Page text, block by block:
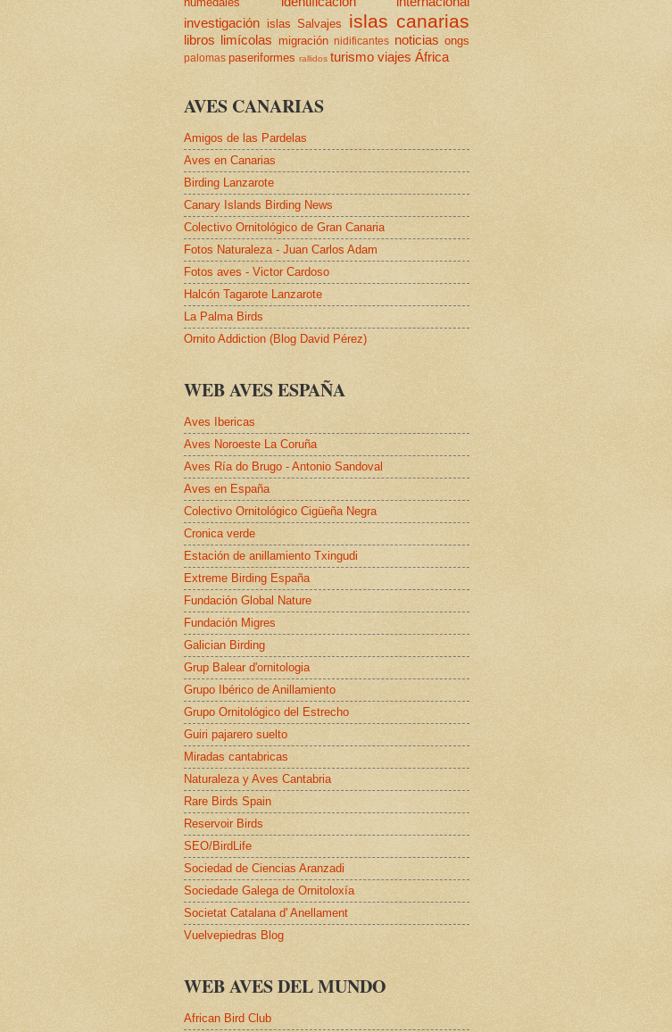
investigación islas Salvajes islas canarias
libros limícolas migración nidificantes noticias ongs
palomas paseriformes rallidos turismo viajes África
AVES CANARIAS
Amigos de las Pardelas
Aves en Canarias
Birding Lanzarote
Canary Islands Birding News
Colectivo Ornitológico de Gran Canaria
Fotos Naturaleza - Juan Carlos Adam
Fotos aves - Victor Cardoso
Halcón Tagarote Lanzarote
La Palma Birds
Ornito Addiction (Blog David Pérez)
WEB AVES ESPAÑA
Aves Ibericas
Aves Noroeste La Coruña
Aves Ría do Brugo - Antonio Sandoval
Aves en España
Colectivo Ornitológico Cigüeña Negra
Cronica verde
Estación de anillamiento Txingudi
Extreme Birding España
Fundación Global Nature
Fundación Migres
Galician Birding
Grup Balear d'ornitologia
Grupo Ibérico de Anillamiento
Grupo Ornitológico del Estrecho
Guiri pajarero suelto
Miradas cantabricas
Naturaleza y Aves Cantabria
Rare Birds Spain
Reservoir Birds
SEO/BirdLife
Sociedad de Ciencias Aranzadi
Sociedade Galega de Ornitoloxía
Societat Catalana d' Anellament
Vuelvepiedras Blog
WEB AVES DEL MUNDO
African Bird Club